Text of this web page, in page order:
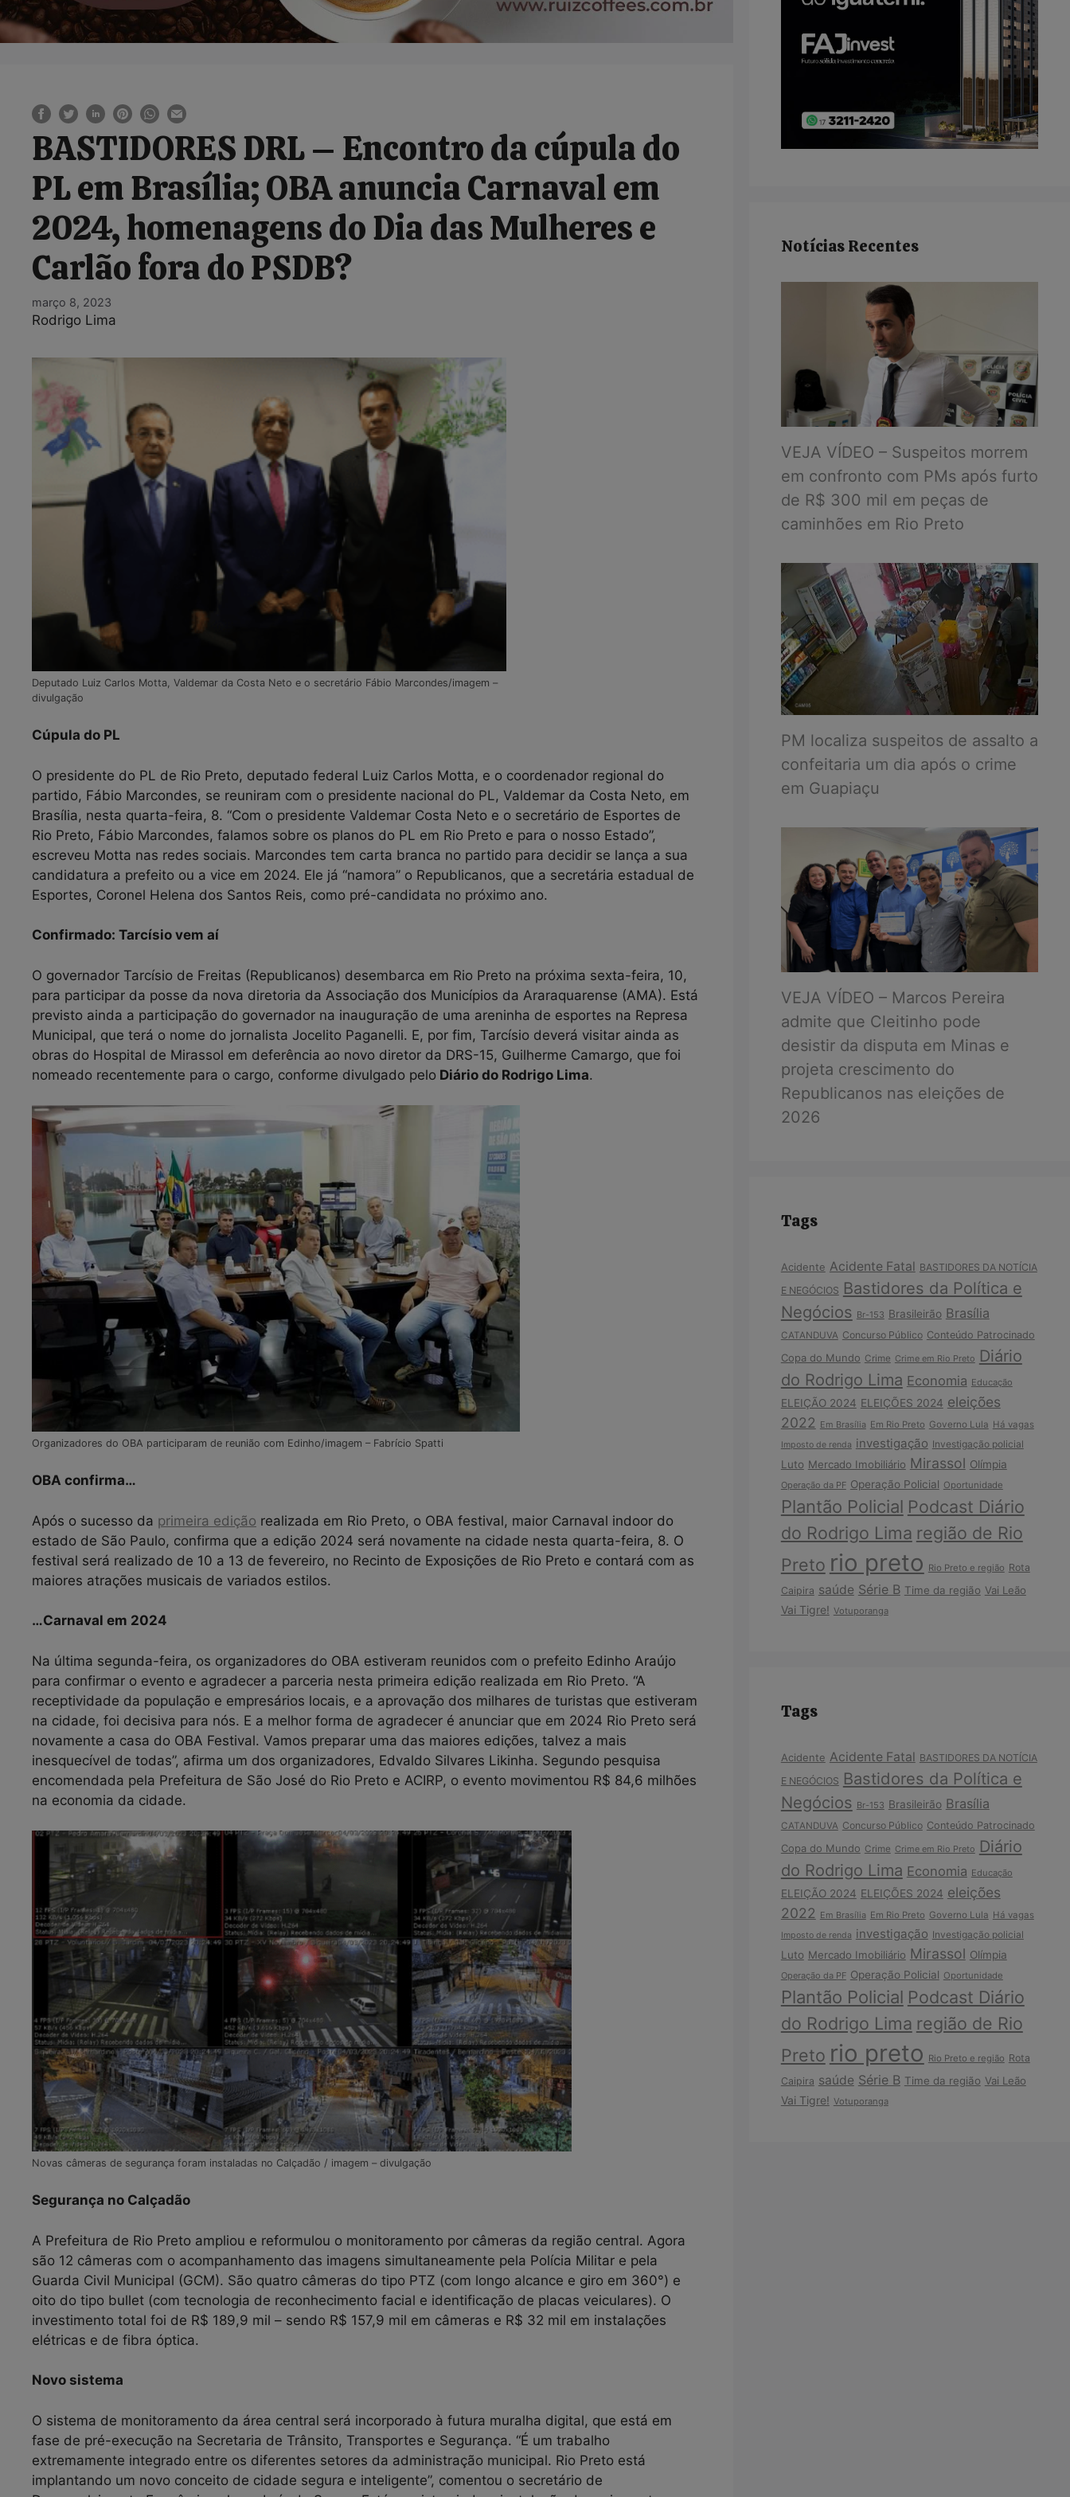
BASTIDORES DRL – Encontro da cúpula do
PL em Brasília; OBA anuncia Carnaval em
2024, homenagens do Dia das Mulheres e
Carlão fora do PSDB?
março 8, 2023
Rodrigo Lima
Deputado Luiz Carlos Motta, Valdemar da Costa Neto e o secretário Fábio Marcondes/imagem –
divulgação
Cúpula do PL
O presidente do PL de Rio Preto, deputado federal Luiz Carlos Motta, e o coordenador regional do
partido, Fábio Marcondes, se reuniram com o presidente nacional do PL, Valdemar da Costa Neto, em
Brasília, nesta quarta-feira, 8. “Com o presidente Valdemar Costa Neto e o secretário de Esportes de
Rio Preto, Fábio Marcondes, falamos sobre os planos do PL em Rio Preto e para o nosso Estado”,
escreveu Motta nas redes sociais. Marcondes tem carta branca no partido para decidir se lança a sua
candidatura a prefeito ou a vice em 2024. Ele já “namora” o Republicanos, que a secretária estadual de
Esportes, Coronel Helena dos Santos Reis, como pré-candidata no próximo ano.
Confirmado: Tarcísio vem aí
O governador Tarcísio de Freitas (Republicanos) desembarca em Rio Preto na próxima sexta-feira, 10,
para participar da posse da nova diretoria da Associação dos Municípios da Araraquarense (AMA). Está
previsto ainda a participação do governador na inauguração de uma areninha de esportes na Represa
Municipal, que terá o nome do jornalista Jocelito Paganelli. E, por fim, Tarcísio deverá visitar ainda as
obras do Hospital de Mirassol em deferência ao novo diretor da DRS-15, Guilherme Camargo, que foi
nomeado recentemente para o cargo, conforme divulgado pelo Diário do Rodrigo Lima.
Organizadores do OBA participaram de reunião com Edinho/imagem – Fabrício Spatti
OBA confirma…
Após o sucesso da primeira edição realizada em Rio Preto, o OBA festival, maior Carnaval indoor do
estado de São Paulo, confirma que a edição 2024 será novamente na cidade nesta quarta-feira, 8. O
festival será realizado de 10 a 13 de fevereiro, no Recinto de Exposições de Rio Preto e contará com as
maiores atrações musicais de variados estilos.
…Carnaval em 2024
Na última segunda-feira, os organizadores do OBA estiveram reunidos com o prefeito Edinho Araújo
para confirmar o evento e agradecer a parceria nesta primeira edição realizada em Rio Preto. “A
receptividade da população e empresários locais, e a aprovação dos milhares de turistas que estiveram
na cidade, foi decisiva para nós. E a melhor forma de agradecer é anunciar que em 2024 Rio Preto será
novamente a casa do OBA Festival. Vamos preparar uma das maiores edições, talvez a mais
inesquecível de todas”, afirma um dos organizadores, Edvaldo Silvares Likinha. Segundo pesquisa
encomendada pela Prefeitura de São José do Rio Preto e ACIRP, o evento movimentou R$ 84,6 milhões
na economia da cidade.
Novas câmeras de segurança foram instaladas no Calçadão / imagem – divulgação
Segurança no Calçadão
A Prefeitura de Rio Preto ampliou e reformulou o monitoramento por câmeras da região central. Agora
são 12 câmeras com o acompanhamento das imagens simultaneamente pela Polícia Militar e pela
Guarda Civil Municipal (GCM). São quatro câmeras do tipo PTZ (com longo alcance e giro em 360°) e
oito do tipo bullet (com tecnologia de reconhecimento facial e identificação de placas veiculares). O
investimento total foi de R$ 189,9 mil – sendo R$ 157,9 mil em câmeras e R$ 32 mil em instalações
elétricas e de fibra óptica.
Novo sistema
O sistema de monitoramento da área central será incorporado à futura muralha digital, que está em
fase de pré-execução na Secretaria de Trânsito, Transportes e Segurança. “É um trabalho
extremamente integrado entre os diferentes setores da administração municipal. Rio Preto está
implantando um novo conceito de cidade segura e inteligente”, comentou o secretário de
Notícias Recentes
VEJA VÍDEO – Suspeitos morrem
em confronto com PMs após furto
de R$ 300 mil em peças de
caminhões em Rio Preto
PM localiza suspeitos de assalto a
confeitaria um dia após o crime
em Guapiaçu
VEJA VÍDEO – Marcos Pereira
admite que Cleitinho pode
desistir da disputa em Minas e
projeta crescimento do
Republicanos nas eleições de
2026
Tags
Acidente Acidente Fatal BASTIDORES DA NOTÍCIA
E NEGÓCIOS Bastidores da Política e
Negócios Br-153 Brasileirão Brasília
CATANDUVA Concurso Público Conteúdo Patrocinado
Copa do Mundo Crime Crime em Rio Preto Diário
do Rodrigo Lima Economia Educação
ELEIÇÃO 2024 ELEIÇÕES 2024 eleições
2022 Em Brasília Em Rio Preto Governo Lula Há vagas
Imposto de renda investigação Investigação policial
Luto Mercado Imobiliário Mirassol Olímpia
Operação da PF Operação Policial Oportunidade
Plantão Policial Podcast Diário
do Rodrigo Lima região de Rio
Preto rio preto Rio Preto e região Rota
Caipira saúde Série B Time da região Vai Leão
Vai Tigre! Votuporanga
Tags
Acidente Acidente Fatal BASTIDORES DA NOTÍCIA
E NEGÓCIOS Bastidores da Política e
Negócios Br-153 Brasileirão Brasília
CATANDUVA Concurso Público Conteúdo Patrocinado
Copa do Mundo Crime Crime em Rio Preto Diário
do Rodrigo Lima Economia Educação
ELEIÇÃO 2024 ELEIÇÕES 2024 eleições
2022 Em Brasília Em Rio Preto Governo Lula Há vagas
Imposto de renda investigação Investigação policial
Luto Mercado Imobiliário Mirassol Olímpia
Operação da PF Operação Policial Oportunidade
Plantão Policial Podcast Diário
do Rodrigo Lima região de Rio
Preto rio preto Rio Preto e região Rota
Caipira saúde Série B Time da região Vai Leão
Vai Tigre! Votuporanga